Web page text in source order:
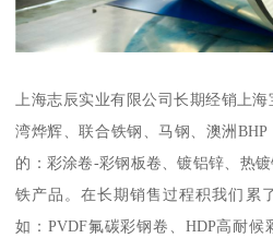
上海志辰实业有限公司长期经销上
湾烨辉、联合铁钢、马钢、澳洲
的：彩涂卷-彩钢板卷、镀铝锌、热
铁产品。在长期销售过程积我们累
如：PVDF氟碳彩钢卷、HDP高耐候